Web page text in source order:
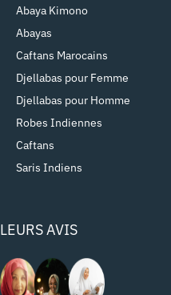
Abaya Kimono
Abayas
Caftans Marocains
Djellabas pour Femme
Djellabas pour Homme
Robes Indiennes
Caftans
Saris Indiens
LEURS AVIS